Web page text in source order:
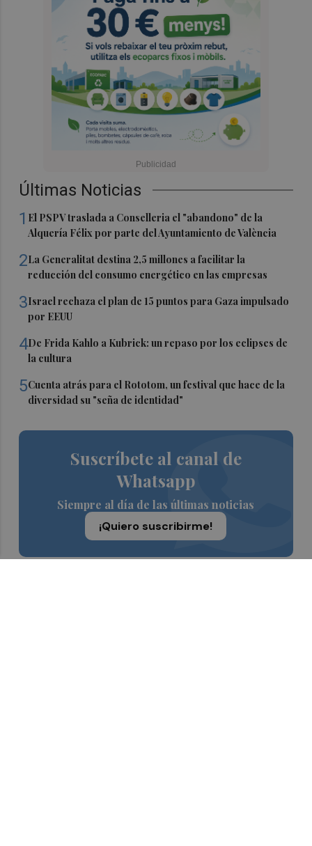
Últimas Noticias
1 El PSPV traslada a Conselleria el "abandono" de la
Alquería Félix por parte del Ayuntamiento de València
2La Generalitat destina 2,5 millones a facilitar la
reducción del consumo energético en las empresas
3Israel rechaza el plan de 15 puntos para Gaza impulsado
por EEUU
4De Frida Kahlo a Kubrick: un repaso por los eclipses de
la cultura
5Cuenta atrás para el Rototom, un festival que hace de la
diversidad su "seña de identidad"
Suscríbete al canal de
Whatsapp
Siempre al día de las últimas noticias
¡Quiero suscribirme!